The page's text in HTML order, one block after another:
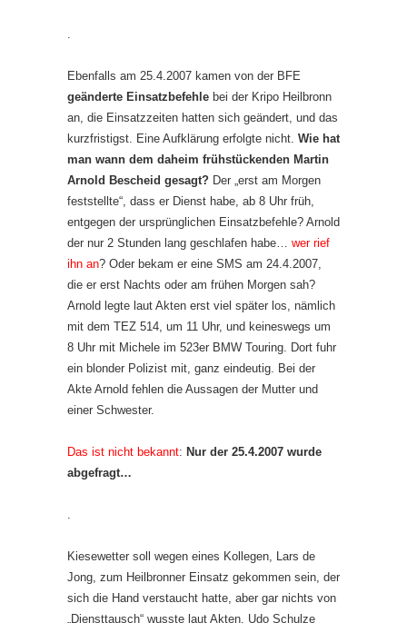
Ebenfalls am 25.4.2007 kamen von der BFE
geänderte Einsatzbefehle bei der Kripo Heilbronn
an, die Einsatzzeiten hatten sich geändert, und das
kurzfristigst. Eine Aufklärung erfolgte nicht. Wie hat
man wann dem daheim frühstückenden Martin
Arnold Bescheid gesagt? Der „erst am Morgen
feststellte“, dass er Dienst habe, ab 8 Uhr früh,
entgegen der ursprünglichen Einsatzbefehle? Arnold
der nur 2 Stunden lang geschlafen habe… wer rief
ihn an? Oder bekam er eine SMS am 24.4.2007,
die er erst Nachts oder am frühen Morgen sah?
Arnold legte laut Akten erst viel später los, nämlich
mit dem TEZ 514, um 11 Uhr, und keineswegs um
8 Uhr mit Michele im 523er BMW Touring. Dort fuhr
ein blonder Polizist mit, ganz eindeutig. Bei der
Akte Arnold fehlen die Aussagen der Mutter und
einer Schwester.
Das ist nicht bekannt: Nur der 25.4.2007 wurde
abgefragt…
Kiesewetter soll wegen eines Kollegen, Lars de
Jong, zum Heilbronner Einsatz gekommen sein, der
sich die Hand verstaucht hatte, aber gar nichts von
„Diensttausch“ wusste laut Akten. Udo Schulze